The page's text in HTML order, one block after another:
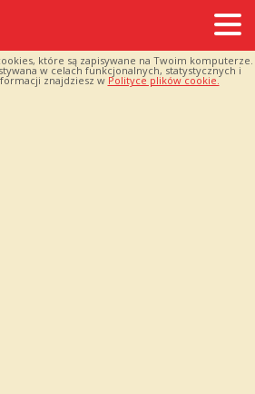
które są zapisywane na Twoim komputerze.
w celach funkcjonalnych, statystycznych i
znajdziesz w Polityce plików cookie.